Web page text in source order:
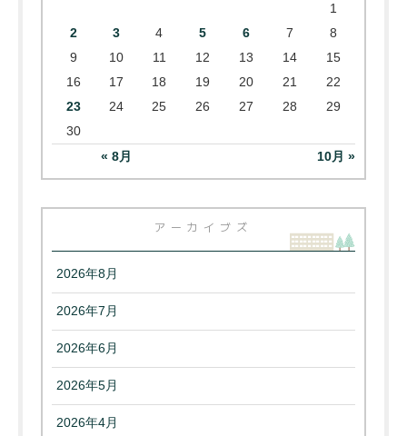
« 8月 10月 »
1
2
3 4 5 6 7
8
9
10 11 12 13 14
15
16
17 18 19 20 21
22
23
24 25 26 27 28
29
30
アーカイブズ
2026年8月
2026年7月
2026年6月
2026年5月
2026年4月